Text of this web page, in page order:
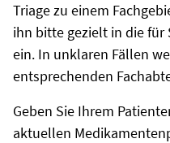
Triage zu einem
ihn bitte gezielt in die für
ein. In unklaren Fällen
entsprechenden
Geben Sie Ihrem
aktuellen